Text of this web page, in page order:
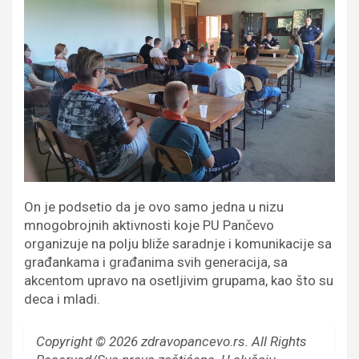
On je podsetio da je ovo samo jedna u nizu
mnogobrojnih aktivnosti koje PU Pančevo
organizuje na polju bliže saradnje i komunikacije sa
građankama i građanima svih generacija, sa
akcentom upravo na osetljivim grupama, kao što su
deca i mladi.
Copyright © 2026 zdravopancevo.rs. All Rights